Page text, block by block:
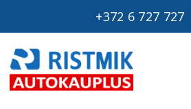
+372 6 727 727